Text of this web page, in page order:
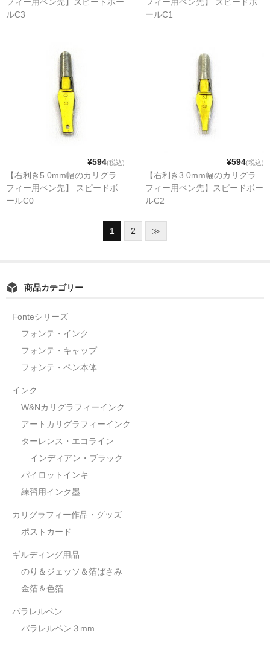
ルC3
ールC1
¥594(税込)
【右利き5.0mm幅のカリグラ
フィー用ペン先】 スピードボ
ールC0
¥594(税込)
【右利き3.0mm幅のカリグラ
フィー用ペン先】スピードボー
ルC2
1 2 ≫
商品カテゴリー
Fonteシリーズ
フォンテ・インク
フォンテ・キャップ
フォンテ・ペン本体
インク
W&Nカリグラフィーインク
アートカリグラフィーインク
ターレンス・エコライン
インディアン・ブラック
パイロットインキ
練習用インク墨
カリグラフィー作品・グッズ
ポストカード
ギルディング用品
のり＆ジェッソ＆箔ばさみ
金箔＆色箔
パラレルペン
パラレルペン３mm